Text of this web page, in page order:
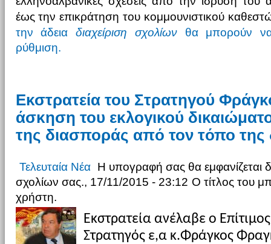
έως την επικράτηση του κομμουνιστικού
την άδειαδιαχείριση σχολίωνθα μπορούν
ρύθμιση.
Εκστρατεία του Στρατηγού
άσκηση του εκλογικού
Τελευταία Νέα Η υπογραφή σας θα εμφανίζεται
σχολίων σας., 17/11/2015 - 23:12 Ο τίτλος του
χρήστη.
Εκστρατεία ανέλαβε ο
Στρατηγός ε,α κ.Φράγκος